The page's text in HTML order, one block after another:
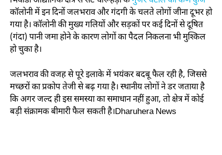
कॉलोनी में इन दिनों जलभराव और गंदगी के चलते लोगों जीना दूभर हो
गया है। कॉलोनी की मुख्य गलियों और सड़कों पर कई दिनों से दूषित
(गंदा) पानी जमा होने के कारण लोगों का पैदल निकलना भी मुश्किल
हो चुका है।
जलभराव की वजह से पूरे इलाके में भयंकर बदबू फैल रही है, जिससे
मच्छरों का प्रकोप तेजी से बढ़ गया है। स्थानीय लोगों ने डर जताया है
कि अगर जल्द ही इस समस्या का समाधान नहीं हुआ, तो क्षेत्र में कोई
बड़ी संक्रामक बीमारी फैल सकती है।Dharuhera News